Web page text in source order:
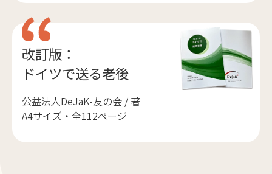
改訂版：
ドイツで送る老後
公益法人DeJaK-友の会 / 著
A4サイズ・全112ページ